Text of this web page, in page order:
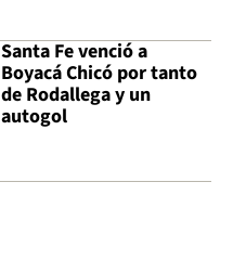
Santa Fe venció a
Boyacá Chicó por tanto
de Rodallega y un
autogol